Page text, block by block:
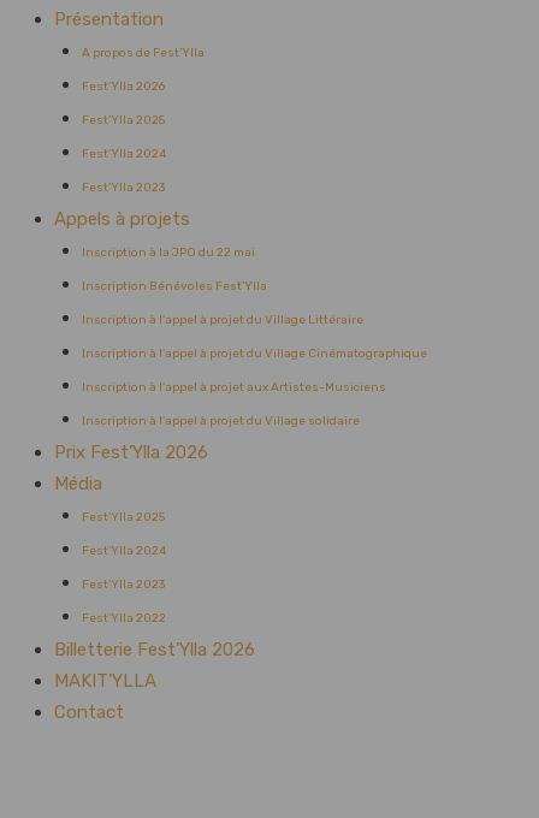
Présentation
A propos de Fest’Ylla
Fest’Ylla 2026
Fest’Ylla 2025
Fest’Ylla 2024
Fest’Ylla 2023
Appels à projets
Inscription à la JPO du 22 mai
Inscription Bénévoles Fest’Ylla
Inscription à l’appel à projet du Village Littéraire
Inscription à l’appel à projet du Village Cinématographique
Inscription à l’appel à projet aux Artistes-Musiciens
Inscription à l’appel à projet du Village solidaire
Prix Fest’Ylla 2026
Média
Fest’Ylla 2025
Fest’Ylla 2024
Fest’Ylla 2023
Fest’Ylla 2022
Billetterie Fest’Ylla 2026
MAKIT’YLLA
Contact